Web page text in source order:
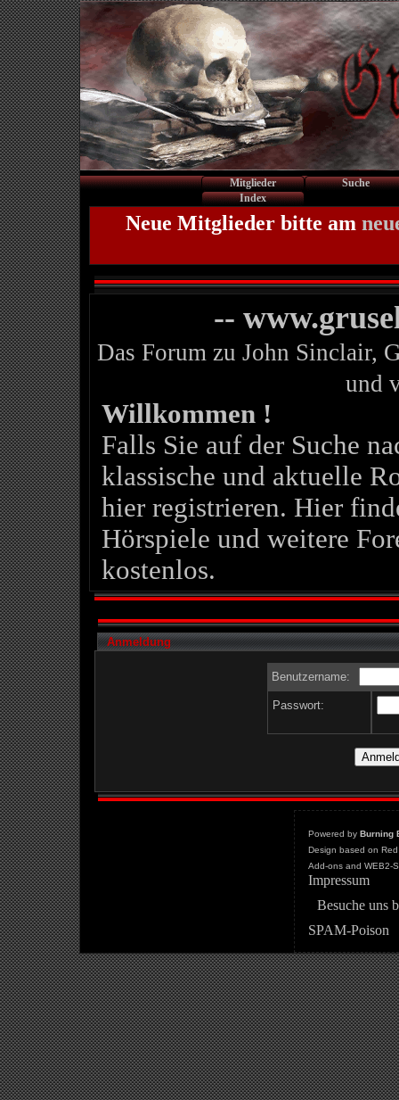
Mitglieder
Suche
Index
Neue Mitglieder bitte am
--
Das Forum zu John Sinclair,
und
Willkommen !
Falls Sie auf der Suche
klassische und aktuelle
hier registrieren. Hier
Hörspiele und weitere
kostenlos.
Anmeldung
Benutzername:
Passwort:
Powered by Burning
Design based on
Add-ons and WEB2-
Impressum
Besuche uns
SPAM-Poison